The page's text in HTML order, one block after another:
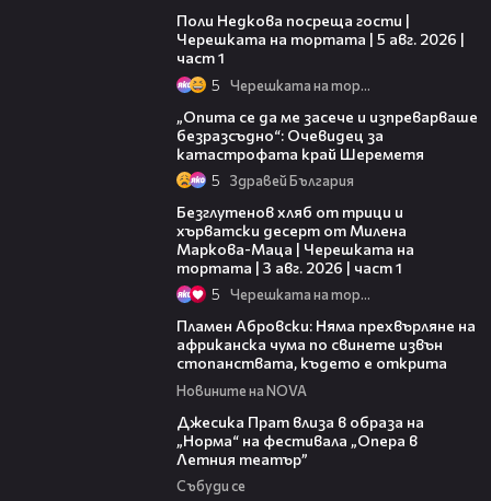
Поли Недкова посреща гости |
Черешката на тортата | 5 авг. 2026 |
част 1
5 Черешката на тортата
„Опита се да ме засече и изпреварваше
безразсъдно“: Очевидец за
катастрофата край Шереметя
5 Здравей България
Безглутенов хляб от трици и
хърватски десерт от Милена
Маркова-Маца | Черешката на
тортата | 3 авг. 2026 | част 1
5 Черешката на тортата
Пламен Абровски: Няма прехвърляне на
африканска чума по свинете извън
стопанствата, където е открита
Новините на NOVA
Джесика Прат влиза в образа на
„Норма“ на фестивала „Опера в
Летния театър”
Събуди се